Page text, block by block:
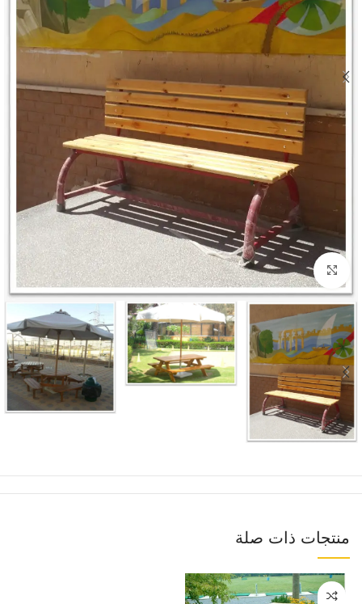
Click to enlarge
منتجات ذات صلة